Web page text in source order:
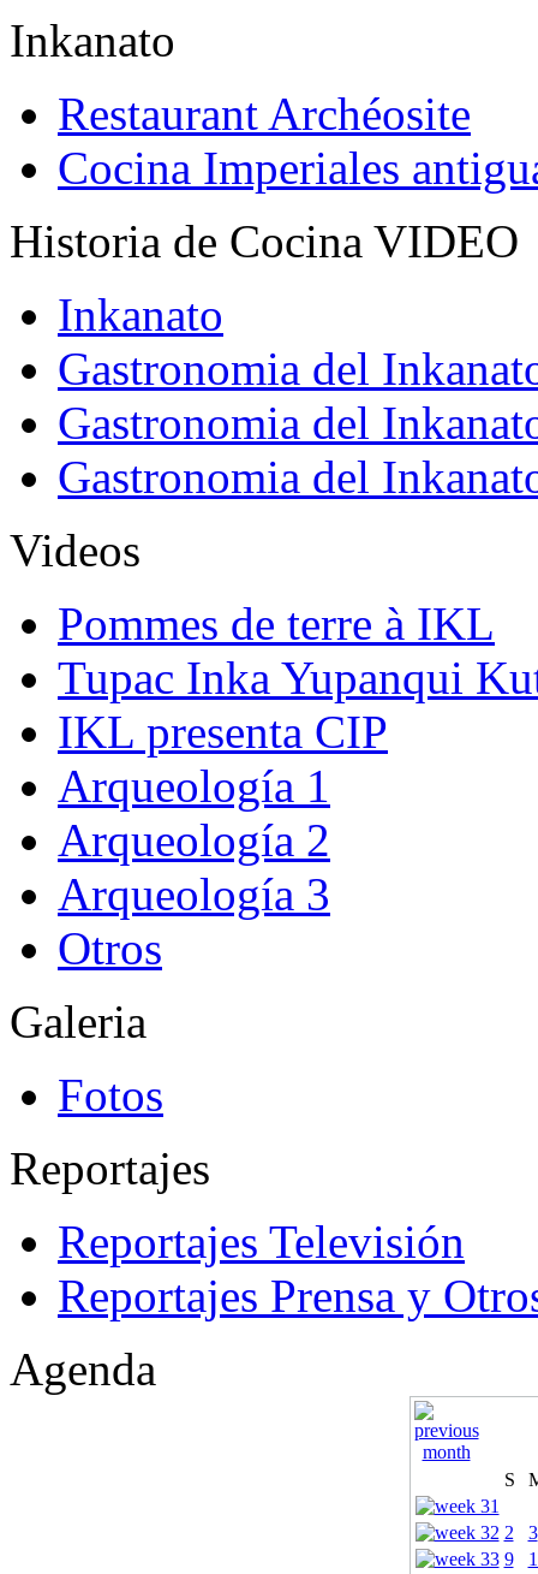
Inkanato
Restaurant Archéosite
Cocina Imperiales
Historia de Cocina VIDEO
Inkanato
Gastronomia del
Gastronomia del
Gastronomia del
Videos
Pommes de terre à IKL
Tupac Inka Yupanqui
IKL presenta CIP
Arqueología 1
Arqueología 2
Arqueología 3
Otros
Galeria
Fotos
Reportajes
Reportajes Televisión
Reportajes Prensa y
Agenda
S
2
3
9